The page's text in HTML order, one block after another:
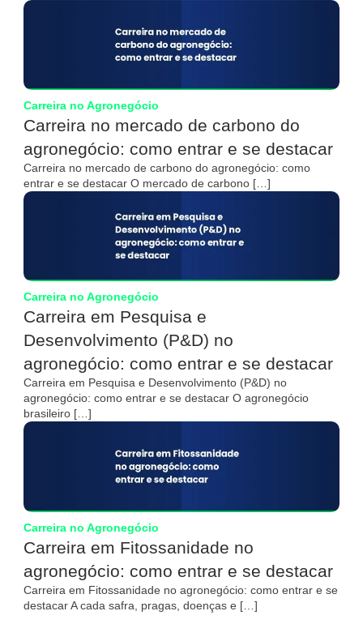
Carreira no Agronegócio
Carreira no mercado de carbono do
agronegócio: como entrar e se destacar
Carreira no mercado de carbono do agronegócio: como
entrar e se destacar O mercado de carbono […]
Carreira no Agronegócio
Carreira em Pesquisa e
Desenvolvimento (P&D) no
agronegócio: como entrar e se destacar
Carreira em Pesquisa e Desenvolvimento (P&D) no
agronegócio: como entrar e se destacar O agronegócio
brasileiro […]
Carreira no Agronegócio
Carreira em Fitossanidade no
agronegócio: como entrar e se destacar
Carreira em Fitossanidade no agronegócio: como entrar e se
destacar A cada safra, pragas, doenças e […]